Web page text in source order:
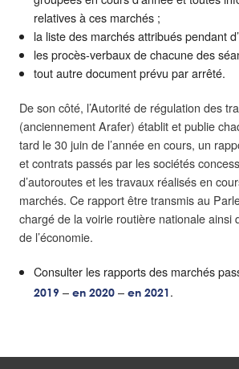
relatives à ces marchés ;
la liste des marchés attribués pendant
les procès-verbaux de chacune des
tout autre document prévu par arrêté.
De son côté, l’Autorité de régulation des
(anciennement Arafer) établit et publie
tard le 30 juin de l’année en cours, un
et contrats passés par les sociétés
d’autoroutes et les travaux réalisés en
marchés. Ce rapport être transmis au
chargé de la voirie routière nationale ainsi
de l’économie.
Consulter les rapports des marchés
2019 – en 2020– en 2021 .